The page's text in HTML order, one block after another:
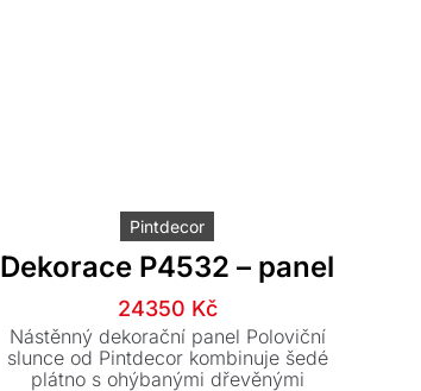
Pintdecor
Dekorace P4532 – panel
Původní
cena
byla:
28650 Kč.
24350 Kč
Aktuální
cena
je:
24350 Kč.
Nástěnný dekorační panel Poloviční
slunce od Pintdecor kombinuje šedé
plátno s ohýbanými dřevěnými